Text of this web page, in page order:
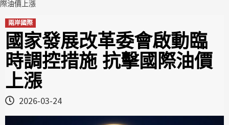
際油價上漲
兩岸國際
國家發展改革委會啟動臨
時調控措施 抗擊國際油價
上漲
2026-03-24